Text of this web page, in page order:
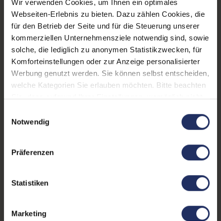
Wir verwenden Cookies, um Ihnen ein optimales
Webseiten-Erlebnis zu bieten. Dazu zählen Cookies, die
für den Betrieb der Seite und für die Steuerung unserer
kommerziellen Unternehmensziele notwendig sind, sowie
solche, die lediglich zu anonymen Statistikzwecken, für
Komforteinstellungen oder zur Anzeige personalisierter
Werbung genutzt werden. Sie können selbst entscheiden,
welche Kategorien Sie erlauben möchten. Bitte beachten
Sie, dass aufgrund Ihrer Einstellungen, womöglich nicht
Weitere Informationen finden Sie in
Notwendig
Präferenzen
Statistiken
Marketing
Typ A
LTE: Nein
Displayauflösung: 1920 x 1080 FHD
Tastaturlayout:
Deutsch (QWERTZ) mit
Ziffernblock
Onboard-Grafik: Intel Tiger Lake-UP3 - GT2
Zustand:
Arbeitsspeicher:
Intel Core i5 1135G7 @ 2,4